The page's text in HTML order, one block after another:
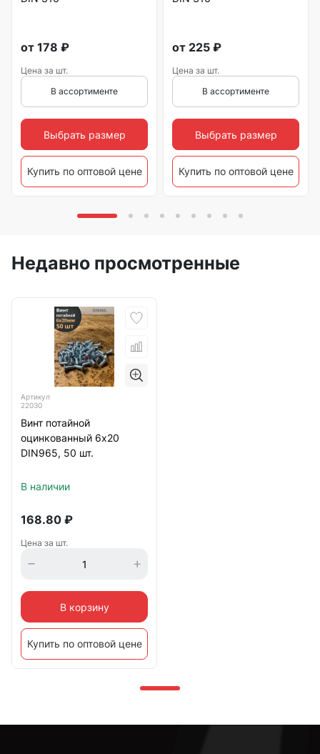
от 178 ₽
Цена за шт.
В ассортименте
Выбрать размер
Купить по оптовой цене
от 225 ₽
Цена за шт.
В ассортименте
Выбрать размер
Купить по оптовой цене
Недавно просмотренные
Артикул
22030
Винт потайной
оцинкованный 6х20
DIN965, 50 шт.
В наличии
168.80 ₽
Цена за шт.
В корзину
Купить по оптовой цене